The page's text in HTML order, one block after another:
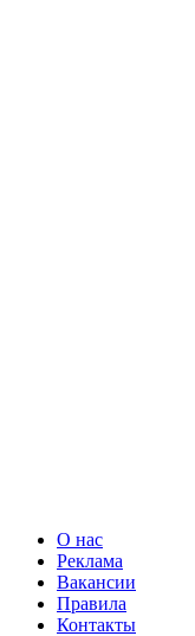
О нас
Реклама
Вакансии
Правила
Контакты